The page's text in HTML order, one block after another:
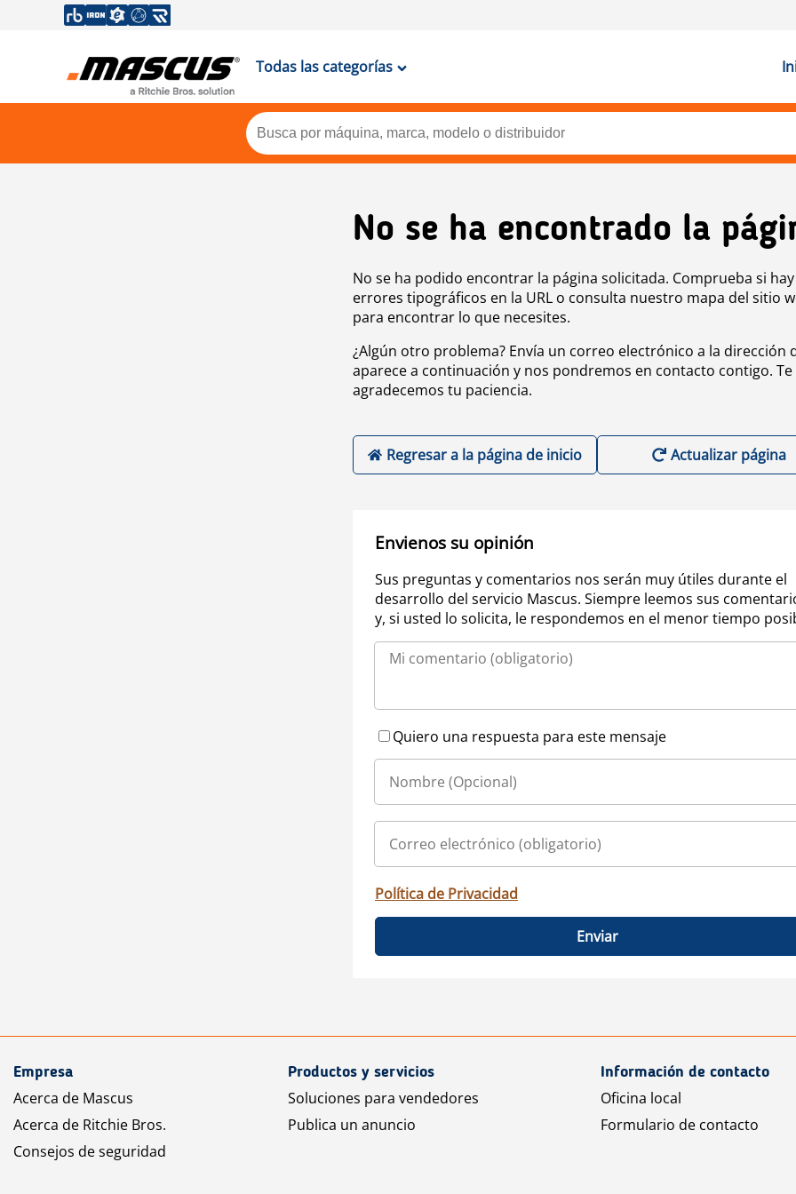
Todas las categorías
No se ha encontrado la
No se ha podido encontrar la página solicitada. Comprueba si hay
errores tipográficos en la URL o consulta nuestro mapa del sitio
para encontrar lo que necesites.
¿Algún otro problema? Envía un correo electrónico a la dirección
aparece a continuación y nos pondremos en contacto contigo. Te
agradecemos tu paciencia.
Regresar a la página de inicio Actualizar página
Envienos su opinión
Sus preguntas y comentarios nos serán muy útiles durante el
desarrollo del servicio Mascus. Siempre leemos sus
y, si usted lo solicita, le respondemos en el menor tiempo
Quiero una respuesta para este mensaje
Política de Privacidad
Enviar
Empresa
Acerca de Mascus
Acerca de Ritchie Bros.
Consejos de seguridad
Productos y servicios
Soluciones para vendedores
Publica un anuncio
Información de contacto
Oficina local
Formulario de contacto